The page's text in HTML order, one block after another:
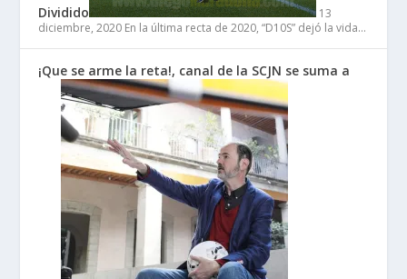
Dividido
13
diciembre, 2020 En la última recta de 2020, “D10S” dejó la vida…
¡Que se arme la reta!, canal de la SCJN se suma a